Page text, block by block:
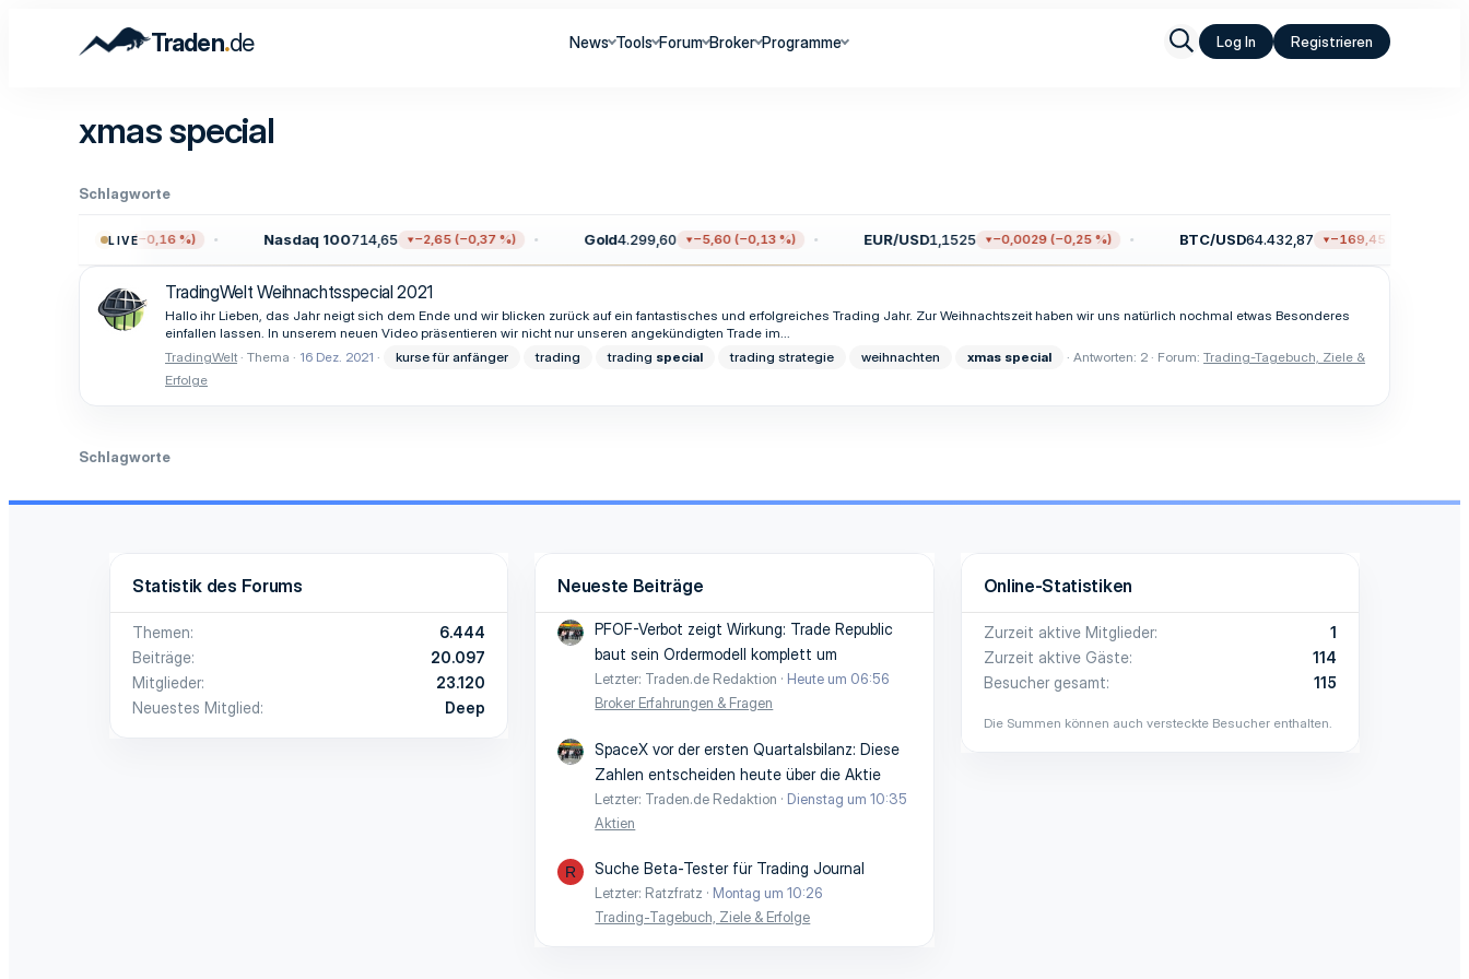
Traden.de News Tools Forum Broker Programme Log In Registrieren
xmas special
Schlagworte
LIVE
−12,17 (−0,16 %) Nasdaq 100714,65 −2,65 (−0,37 %) Gold4.299,60 −5,60 (−0,13 %) EUR/USD1,1525 −0,0029 (−0,25 %) BTC/USD64.432,87 −169,45 (−0,26 %)
TradingWelt Weihnachtsspecial 2021
Hallo ihr Lieben, das Jahr neigt sich dem Ende und wir blicken zurück auf ein fantastisches und erfolgreiches Trading Jahr. Zur Weihnachtszeit haben wir uns natürlich nochmal etwas Besonderes
einfallen lassen. In unserem neuen Video präsentieren wir nicht nur unseren angekündigten Trade im...
TradingWelt Thema 16 Dez. 2021 kurse für anfänger trading trading special trading strategie weihnachten xmas special Antworten: 2 Forum: Trading-Tagebuch, Ziele &
Erfolge
Schlagworte
Statistik des Forums
Themen
6.444
Beiträge
20.097
Mitglieder
23.120
Neuestes Mitglied
Deep
Neueste Beiträge
PFOF-Verbot zeigt Wirkung: Trade Republic
baut sein Ordermodell komplett um
Letzter: Traden.de Redaktion
Heute um 06:56
Broker Erfahrungen & Fragen
SpaceX vor der ersten Quartalsbilanz: Diese
Zahlen entscheiden heute über die Aktie
Letzter: Traden.de Redaktion
Dienstag um 10:35
Aktien
R Suche Beta-Tester für Trading Journal
Letzter: Ratzfratz
Montag um 10:26
Trading-Tagebuch, Ziele & Erfolge
Online-Statistiken
Zurzeit aktive Mitglieder
1
Zurzeit aktive Gäste
114
Besucher gesamt
115
Die Summen können auch versteckte Besucher enthalten.